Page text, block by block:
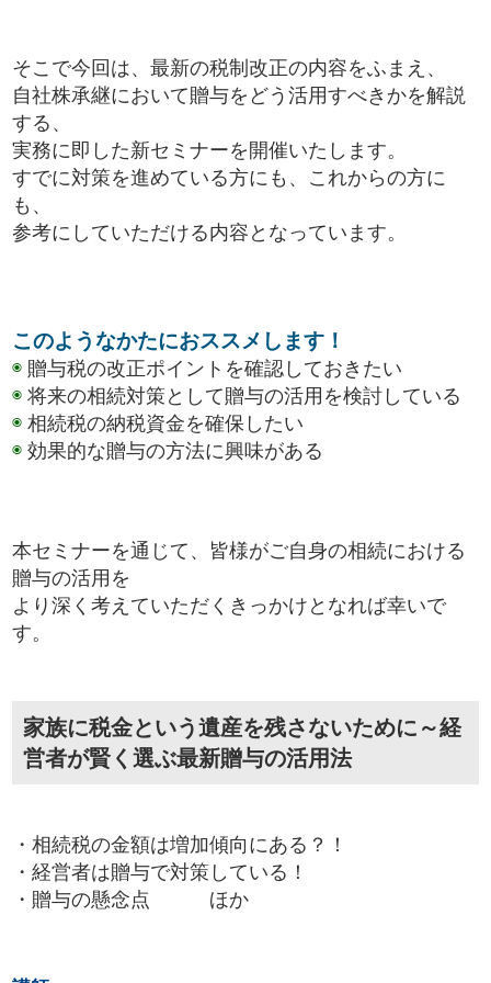
そこで今回は、最新の税制改正の内容をふまえ、
自社株承継において贈与をどう活用すべきかを解説
する、
実務に即した新セミナーを開催いたします。
すでに対策を進めている方にも、これからの方に
も、
参考にしていただける内容となっています。
このようなかたにおススメします！
◉ 贈与税の改正ポイントを確認しておきたい
◉ 将来の相続対策として贈与の活用を検討している
◉ 相続税の納税資金を確保したい
◉ 効果的な贈与の方法に興味がある
本セミナーを通じて、皆様がご自身の相続における
贈与の活用を
より深く考えていただくきっかけとなれば幸いで
す。
家族に税金という遺産を残さないために～経
営者が賢く選ぶ最新贈与の活用法
・相続税の金額は増加傾向にある？！
・経営者は贈与で対策している！
・贈与の懸念点 ほか